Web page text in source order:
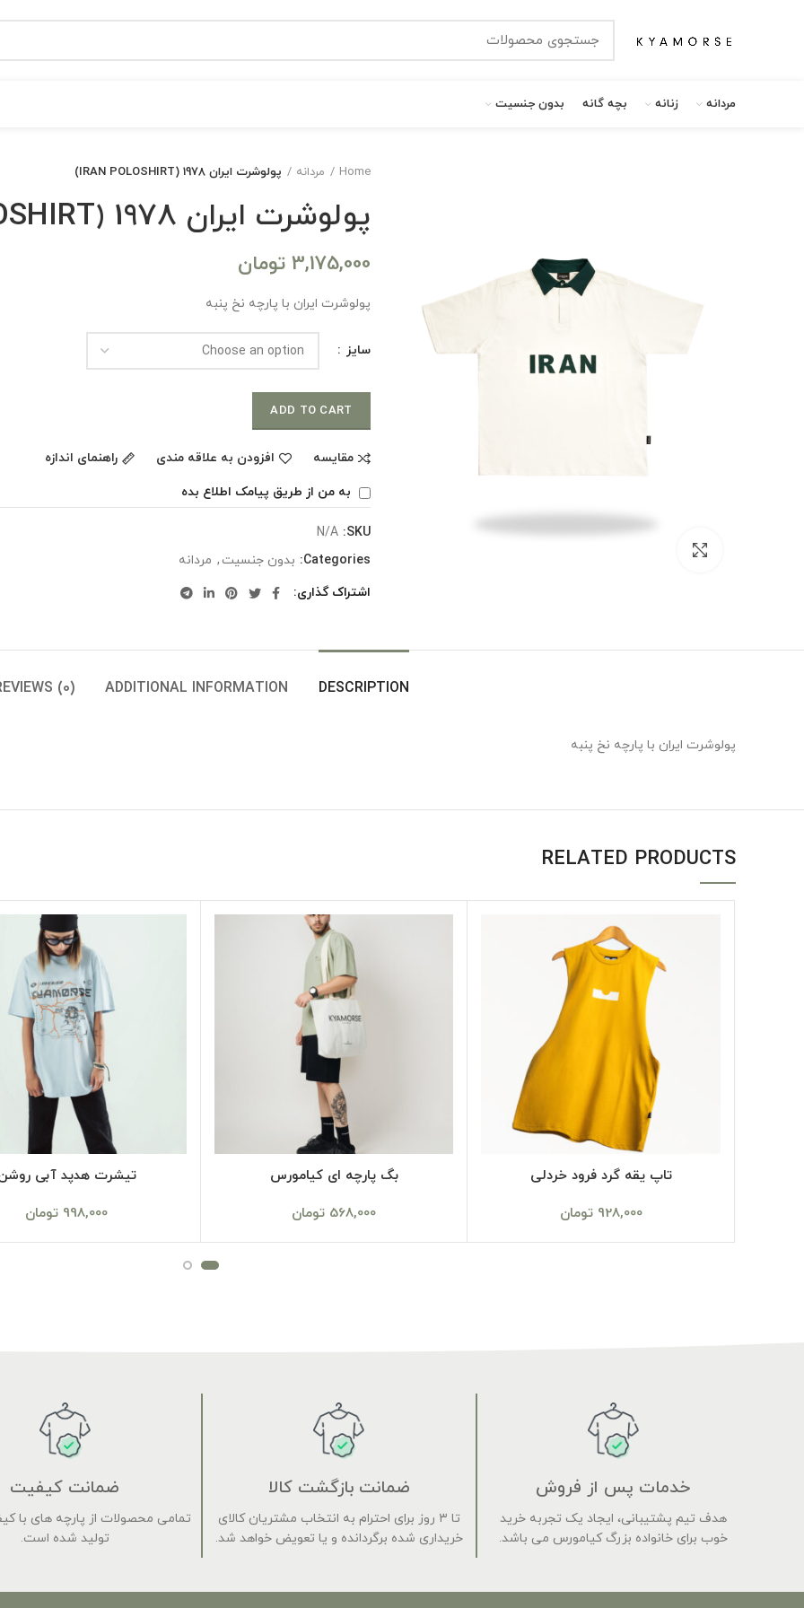
مردانه زنانه بچه گانه بدون جنسیت
Home مردانه پولوشرت ایران 1978 (IRAN POLOSHIRT)
پولوشرت ایران 1978 (IRAN POLOSHIRT)
3,175,000 تومان
پولوشرت ایران با پارچه نخ پنبه
سایز
ADD TO CART
مقایسه افزودن به علاقه مندی
راهنمای اندازه
به من از طریق پیامک اطلاع بده
SKU:
N/A
Categories: بدون جنسیت , مردانه
اشتراک گذاری
DESCRIPTION
ADDITIONAL INFORMATION
(0)
پولوشرت ایران با پارچه نخ پنبه
RELATED PRODUCTS
SELECT OPTIONS
تاپ یقه گرد فرود خردلی
928,000 تومان
SELECT OPTIONS
بگ پارچه ای کیامورس
568,000 تومان
SELECT OPTIONS
تیشرت هدپد آبی
998,000 تومان
خدمات پس از فروش
هدف تیم پشتیبانی، ایجاد یک تجربه خرید
خوب برای خانواده بزرگ کیامورس می باشد.
ضمانت بازگشت کالا
تا ۳ روز برای احترام به انتخاب مشتریان کالای
خریداری شده برگردانده و یا تعویض خواهد شد.
ضمانت کیفیت
تمامی محصولات از پارچه های با
تولید شده است.